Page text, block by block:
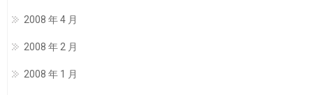
2008 年 4 月
2008 年 2 月
2008 年 1 月